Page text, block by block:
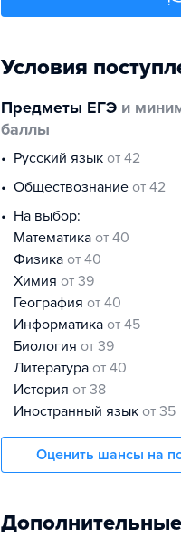
Условия
Предметы ЕГЭ и
баллы
русский язык от 42
обществознание от 42
На выбор:
математика от 40
физика от 40
химия от 39
география от 40
информатика от 45
биология от 39
литература от 40
история от 38
иностранный язык от 35
Оценить шансы на